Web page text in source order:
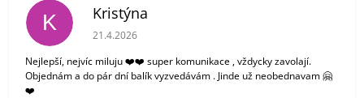
K Kristýna
Hodnocení obchodu je 5 z 5 hvězdiček.
21.4.2026
Nejlepší, nejvíc miluju ❤️❤️ super komunikace , vždycky zavolají.
Objednám a do pár dní balík vyzvedávám . Jinde už neobednavam 🤗
❤️